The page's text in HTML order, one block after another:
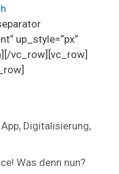
up_style=“px“
vc_row][vc_row]
, Digitalisierung,
Was denn nun?